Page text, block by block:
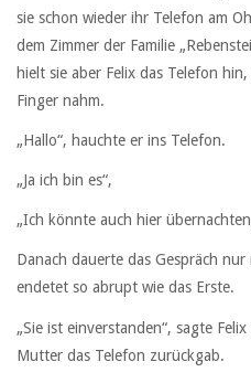
sie schon wieder ihr Telefon am
dem Zimmer der Familie
hielt sie aber Felix das Telefon
Finger nahm.
„Hallo“, hauchte er ins Telefon.
„Ja ich bin es“,
„Ich könnte auch hier
Danach dauerte das Gespräch
endetet so abrupt wie das Erste.
„Sie ist einverstanden“, sagte
Mutter das Telefon zurückgab.